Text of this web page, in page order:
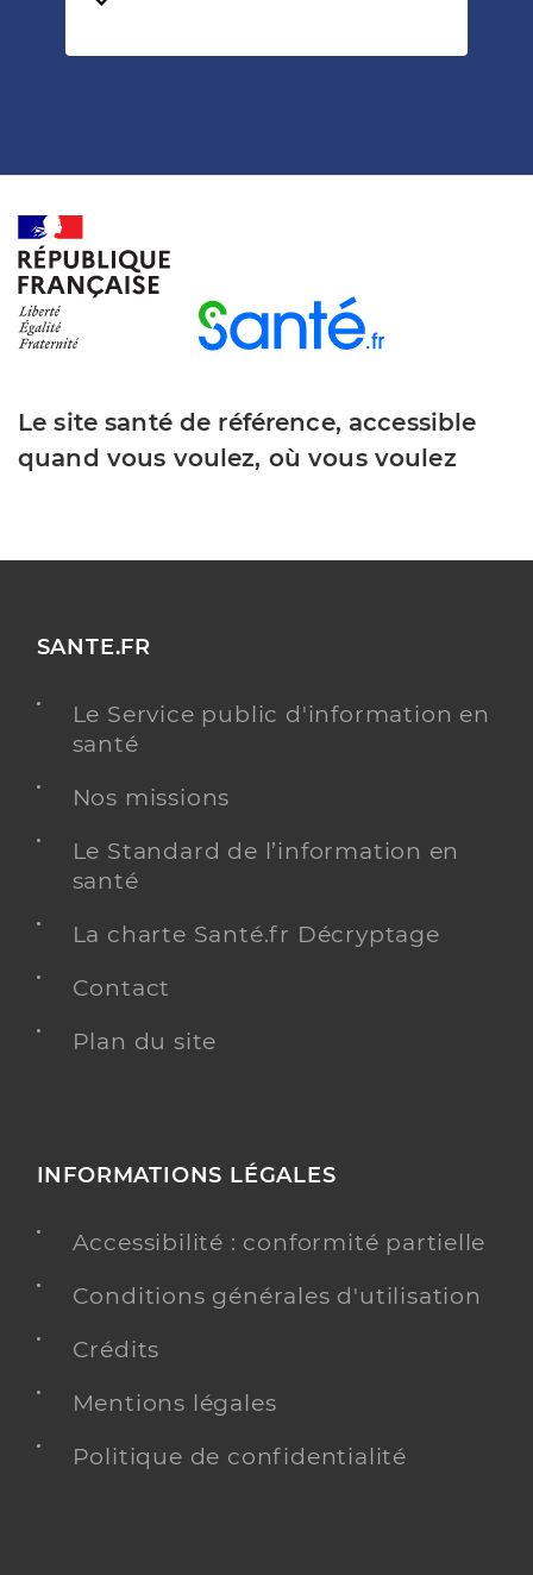
Temps de lecture
Le site santé de référence, accessible
quand vous voulez, où vous voulez
SANTE.FR
Le Service public d'information en
santé
Nos missions
Le Standard de l’information en
santé
La charte Santé.fr Décryptage
Contact
Plan du site
INFORMATIONS LÉGALES
Accessibilité : conformité partielle
Conditions générales d'utilisation
Crédits
Mentions légales
Politique de confidentialité